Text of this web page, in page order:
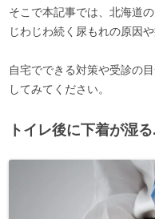
そこで本記事では、北海道
じわじわ続く尿もれの原因
自宅でできる対策や受診の
してみてください。
トイレ後に下着が湿